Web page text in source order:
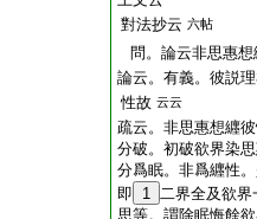
對法抄云 六帖
問。論云非思惠
論云。有義。彼説
性故 云云
疏云。非思惠想纒
分破。初破欲界染
分爲眠。非爲纒性
即
1 二界全及欲界
思等。謂除眠悔餘